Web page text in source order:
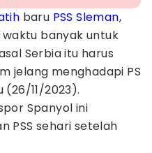
baru PSS Sleman,
banyak untuk
Serbia itu harus
jelang menghadapi PS
11/2023).
Spanyol ini
PSS sehari setelah